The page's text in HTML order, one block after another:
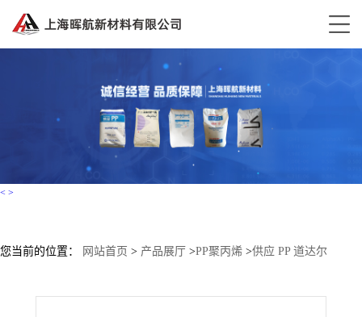
< >
您当前的位置： 网站首页 > 产品展厅 >PP聚丙烯 >供应 PP 道达尔